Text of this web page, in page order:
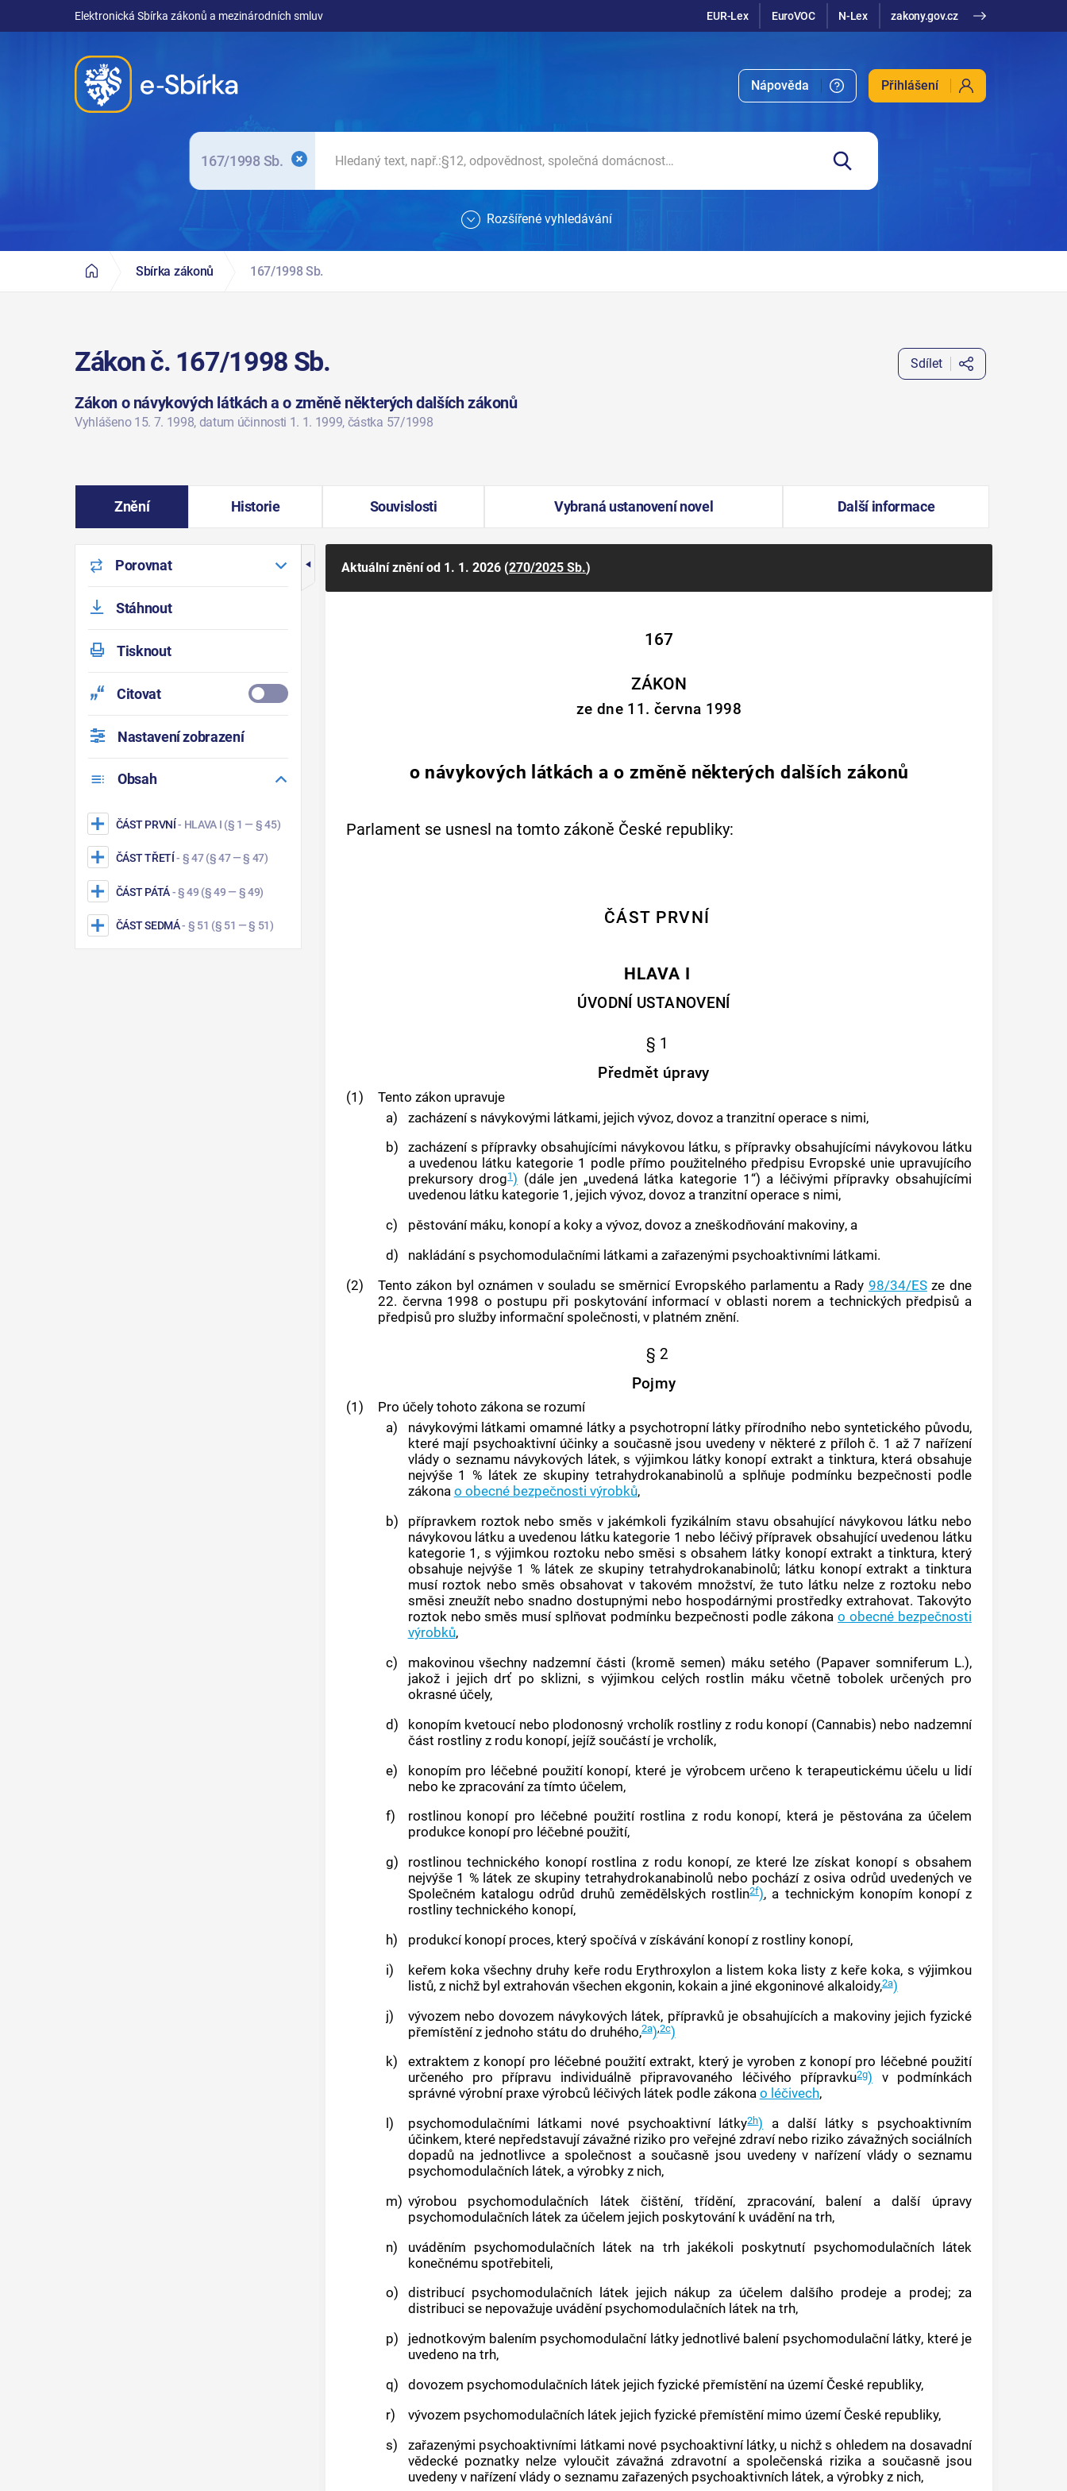
Elektronická Sbírka zákonů a mezinárodních smluv EUR-Lex EuroVOC N-Lex zakony.gov.cz
Nápověda Přihlášení
167/1998 Sb.
Rozšířené vyhledávání
Sbírka zákonů 167/1998 Sb.
Zákon č. 167/1998 Sb.
Zákon o návykových látkách a o změně některých dalších zákonů
Vyhlášeno 15. 7. 1998, datum účinnosti 1. 1. 1999, částka 57/1998
Sdílet
Znění Historie Souvislosti Vybraná ustanovení novel Další informace
Porovnat
Stáhnout
Tisknout
Citovat
Nastavení zobrazení
Obsah
ČÁST PRVNÍ- HLAVA I (§ 1 — § 45)
ČÁST TŘETÍ- § 47(§ 47 — § 47)
ČÁST PÁTÁ- § 49 (§ 49 — § 49)
ČÁST SEDMÁ- § 51 (§ 51 — § 51)
Aktuální zněníod 1. 1. 2026 (270/2025 Sb.)
167
ZÁKON
ze dne 11. června 1998
o návykových látkách a o změně některých dalších zákonů
Parlament se usnesl na tomto zákoně České republiky:
ČÁST PRVNÍ
HLAVA I
ÚVODNÍ USTANOVENÍ
§ 1
Předmět úpravy
(1)
Tento zákon upravuje
a)
zacházení s návykovými látkami, jejich vývoz, dovoz a tranzitní operace s nimi,
b)
zacházení s přípravky obsahujícími návykovou látku, s přípravky obsahujícími návykovou látku
a uvedenou látku kategorie 1 podle přímo použitelného předpisu Evropské unie upravujícího
prekursory drog1) (dále jen „uvedená látka kategorie 1“) a léčivými přípravky obsahujícími
uvedenou látku kategorie 1, jejich vývoz, dovoz a tranzitní operace s nimi,
c)
pěstování máku, konopía koky a vývoz, dovoz a zneškodňování makoviny, a
d)
nakládání s psychomodulačními látkami a zařazenými psychoaktivními látkami.
(2)
Tento zákon byl oznámen v souladu se směrnicí Evropského parlamentu a Rady 98/34/ESze dne
22. června 1998 o postupu při poskytování informací v oblasti norem a technických předpisů a
předpisů pro služby informační společnosti, v platném znění.
§ 2
Pojmy
(1)
Pro účely tohoto zákona se rozumí
a)
návykovými látkami omamné látky a psychotropní látky přírodního nebo syntetického původu,
které mají psychoaktivní účinky a současně jsou uvedeny v některé z příloh č. 1 až 7 nařízení
vlády o seznamu návykových látek, s výjimkou látky konopíextrakt a tinktura, která obsahuje
nejvýše 1 % látek ze skupiny tetrahydrokanabinolů a splňuje podmínku bezpečnosti podle
zákona o obecné bezpečnosti výrobků,
b)
přípravkem roztok nebo směs v jakémkoli fyzikálním stavu obsahující návykovou látkunebo
návykovou látku a uvedenou látku kategorie 1 nebo léčivý přípravek obsahující uvedenou látku
kategorie 1, s výjimkou roztoku nebo směsi s obsahem látky konopíextrakt a tinktura, který
obsahuje nejvýše 1 % látek ze skupiny tetrahydrokanabinolů; látku konopíextrakt a tinktura
musí roztok nebo směs obsahovat v takovém množství, že tuto látku nelze z roztoku nebo
směsi zneužít nebo snadno dostupnými nebo hospodárnými prostředky extrahovat. Takovýto
roztok nebo směs musí splňovat podmínku bezpečnosti podle zákonao obecné bezpečnosti
výrobků,
c)
makovinouvšechny nadzemní části (kromě semen) máku setého (Papaver somniferum L.),
jakož i jejich drť po sklizni, s výjimkou celých rostlin máku včetně tobolek určených pro
okrasné účely,
d)
konopím kvetoucí nebo plodonosný vrcholík rostliny z rodu konopí(Cannabis) nebo nadzemní
část rostliny z rodu konopí, jejíž součástí je vrcholík,
e)
konopím pro léčebné použití konopí, které je výrobcem určeno k terapeutickému účelu u lidí
nebo ke zpracování za tímto účelem,
f)
rostlinou konopí pro léčebné použitírostlina z rodu konopí, která je pěstována za účelem
produkce konopí pro léčebné použití,
g)
rostlinou technického konopírostlina z rodu konopí, ze které lze získat konopís obsahem
nejvýše 1 % látek ze skupiny tetrahydrokanabinolů nebo pochází z osiva odrůd uvedených ve
Společném katalogu odrůd druhů zemědělských rostlin2f), a technickým konopím konopíz
rostliny technického konopí,
h)
produkcí konopíproces, který spočívá v získávání konopíz rostliny konopí,
i)
keřem koka všechny druhy keřerodu Erythroxylon a listem koka listy z keře koka, s výjimkou
listů, z nichž byl extrahován všechen ekgonin, kokain a jiné ekgoninové alkaloidy,2a)
j)
vývozem nebo dovozem návykových látek, přípravků je obsahujících a makovinyjejich fyzické
přemístění z jednoho státu do druhého,2a),2c)
k)
extraktem z konopí pro léčebné použitíextrakt, který je vyroben z konopí pro léčebné použití
určeného pro přípravu individuálně připravovaného léčivého přípravku2g) v podmínkách
správné výrobní praxe výrobců léčivých látek podle zákona o léčivech,
l)
psychomodulačními látkami nové psychoaktivní látky2h) a další látky s psychoaktivním
účinkem, které nepředstavují závažné riziko pro veřejné zdraví nebo riziko závažných sociálních
dopadů na jednotlivce a společnost a současně jsou uvedeny v nařízení vlády o seznamu
psychomodulačních látek, a výrobky z nich,
m) výrobou psychomodulačních látek čištění, třídění, zpracování, balení a další úpravy
psychomodulačních látek za účelem jejich poskytování k uvádění na trh,
n)
uváděním psychomodulačních látek na trh jakékoli poskytnutí psychomodulačních látek
konečnému spotřebiteli,
o)
distribucí psychomodulačních látek jejich nákup za účelem dalšího prodeje a prodej; za
distribuci se nepovažuje uvádění psychomodulačních látekna trh,
p)
jednotkovým balením psychomodulační látkyjednotlivé balení psychomodulační látky, které je
uvedeno na trh,
q)
dovozem psychomodulačních látek jejich fyzické přemístění na území České republiky,
r)
vývozem psychomodulačních látek jejich fyzické přemístění mimo území České republiky,
s)
zařazenými psychoaktivními látkami nové psychoaktivní látky, u nichž s ohledem na dosavadní
vědecké poznatky nelze vyloučit závažná zdravotní a společenská rizika a současně jsou
uvedeny v nařízení vlády o seznamu zařazených psychoaktivních látek, a výrobky z nich,